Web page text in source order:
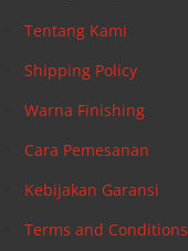
Tentang Kami
Shipping Policy
Warna Finishing
Cara Pemesanan
Kebijakan Garansi
Terms and Conditions